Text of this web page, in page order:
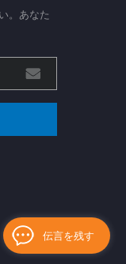
。あなた
伝言を残す